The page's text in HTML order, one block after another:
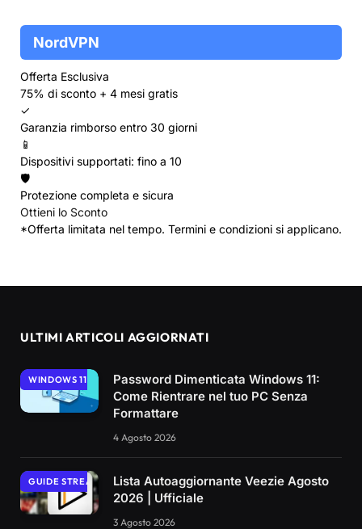
NordVPN
Offerta Esclusiva
75% di sconto + 4 mesi gratis
✓
Garanzia rimborso entro 30 giorni
📱
Dispositivi supportati: fino a 10
🛡️
Protezione completa e sicura
Ottieni lo Sconto
*Offerta limitata nel tempo. Termini e condizioni si applicano.
ULTIMI ARTICOLI AGGIORNATI
WINDOWS 11
Password Dimenticata Windows 11:
Come Rientrare nel tuo PC Senza
Formattare
4 Agosto 2026
GUIDE STREAMINGLista Autoaggiornante Veezie Agosto
2026 | Ufficiale
3 Agosto 2026